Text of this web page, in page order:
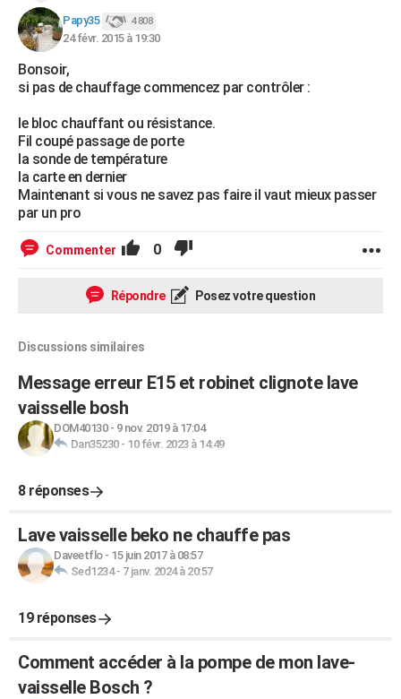
Papy35 4 808
24 févr. 2015 à 19:30
Bonsoir,
si pas de chauffage commencez par contrôler :
le bloc chauffant ou résistance.
Fil coupé passage de porte
la sonde de température
la carte en dernier
Maintenant si vous ne savez pas faire il vaut mieux passer
par un pro
Commenter 0
Répondre Posez votre question
Discussions similaires
Message erreur E15 et robinet clignote lave
vaisselle bosh
DOM40130- 9 nov. 2019 à 17:04
Dan35230- 10 févr. 2023 à 14:49
8 réponses
Lave vaisselle beko ne chauffe pas
Daveetflo- 15 juin 2017 à 08:57
Sed1234- 7 janv. 2024 à 20:57
19 réponses
Comment accéder à la pompe de mon lave-
vaisselle Bosch ?